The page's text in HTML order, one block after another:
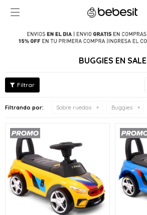

BUGGIES EN SALE
Filtrando por: Sobre ruedas Buggies